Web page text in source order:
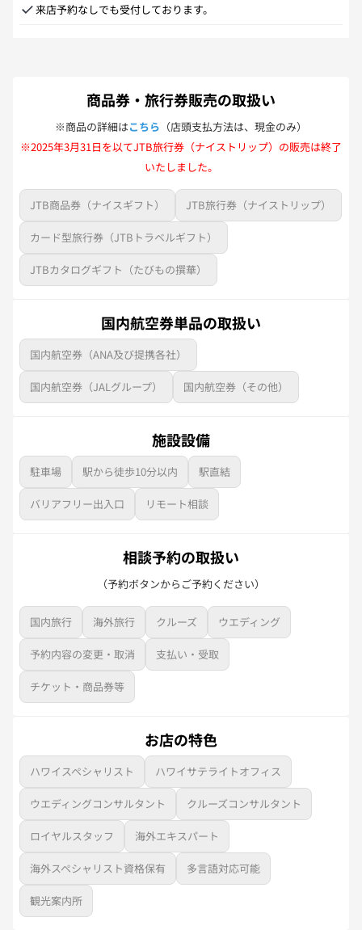
来店予約なしでも受付しております。
商品券・旅行券販売の取扱い
※商品の詳細はこちら （店頭支払方法は、現金のみ）
※2025年3月31日を以てJTB旅行券（ナイストリップ）の販売は終了
いたしました。
JTB商品券（ナイスギフト） JTB旅行券（ナイストリップ）
カード型旅行券（JTBトラベルギフト）
JTBカタログギフト（たびもの撰華）
国内航空券単品の取扱い
国内航空券（ANA及び提携各社）
国内航空券（JALグループ） 国内航空券（その他）
施設設備
駐車場 駅から徒歩10分以内 駅直結
バリアフリー出入口 リモート相談
相談予約の取扱い
（予約ボタンからご予約ください）
国内旅行 海外旅行 クルーズ ウエディング
予約内容の変更・取消 支払い・受取
チケット・商品券等
お店の特色
ハワイスペシャリスト ハワイサテライトオフィス
ウエディングコンサルタント クルーズコンサルタント
ロイヤルスタッフ 海外エキスパート
海外スペシャリスト資格保有 多言語対応可能
観光案内所